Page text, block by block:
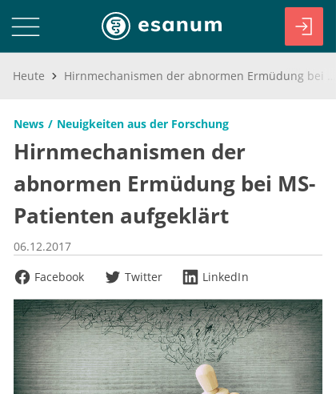
Heute
News Neuigkeiten aus der Forschung
Hirnmechanismen der
abnormen Ermüdung bei MS-
Patienten aufgeklärt
06.12.2017
Facebook
Twitter LinkedIn